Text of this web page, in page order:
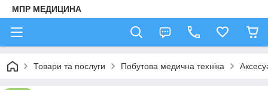
МПР МЕДИЦИНА
Товари та послуги Побутова медична техніка